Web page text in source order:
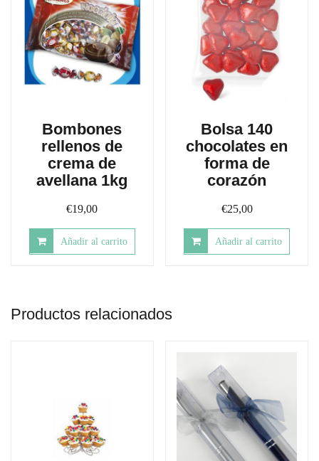
Bombones
rellenos de
crema de
avellana 1kg
€19,00
Añadir al carrito
Bolsa 140
chocolates en
forma de
corazón
€25,00
Añadir al carrito
Productos relacionados